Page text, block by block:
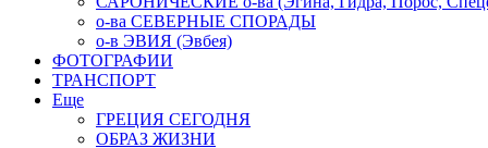
о-ва СЕВЕРНЫЕ СПОРАДЫ
о-в ЭВИЯ (Эвбея)
ФОТОГРАФИИ
ТРАНСПОРТ
Еще
ГРЕЦИЯ СЕГОДНЯ
ОБРАЗ ЖИЗНИ